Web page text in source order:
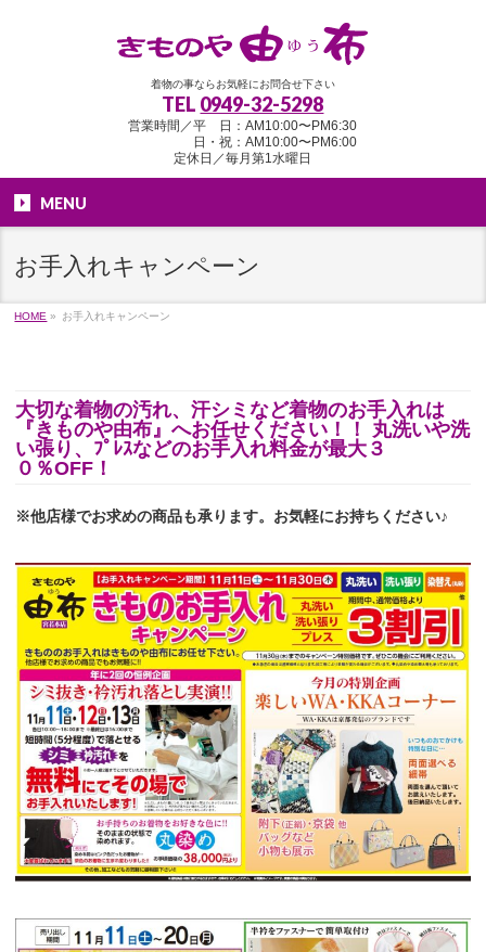
着物の事ならお気軽にお問合せ下さい
TEL 0949-32-5298
営業時間／平 日：AM10:00〜PM6:30
日・祝：AM10:00〜PM6:00
定休日／毎月第1水曜日
MENU
お手入れキャンペーン
HOME » お手入れキャンペーン
大切な着物の汚れ、汗シミなど着物のお手入れは
『きものや由布』へお任せください！！ 丸洗いや洗
い張り、ﾌﾟﾚｽなどのお手入れ料金が最大３
０％OFF！
※他店様でお求めの商品も承ります。お気軽にお持ちください♪